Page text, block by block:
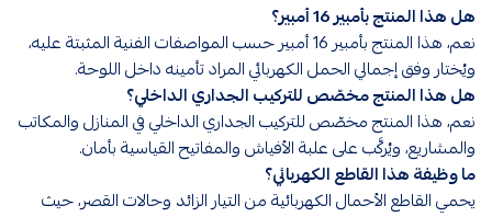
هل هذا المنتج بأمبير 16 أمبير؟
نعم، هذا المنتج بأمبير 16 أمبير حسب المواصفات الفنية المثبتة عليه،
ويُختار وفق إجمالي الحمل الكهربائي المراد تأمينه داخل اللوحة.
هل هذا المنتج مخصّص للتركيب الجداري الداخلي؟
نعم، هذا المنتج مخصّص للتركيب الجداري الداخلي في المنازل والمكاتب
والمشاريع، ويُركَّب على علبة الأفياش والمفاتيح القياسية بأمان.
ما وظيفة هذا القاطع الكهربائي؟
يحمي القاطع الأحمال الكهربائية من التيار الزائد وحالات القصر، حيث